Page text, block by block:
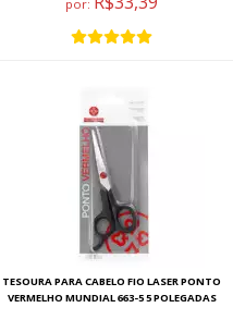
por:
TESOURA PARA CABELO FIO LASER PONTO
VERMELHO MUNDIAL 663-5 5 POLEGADAS